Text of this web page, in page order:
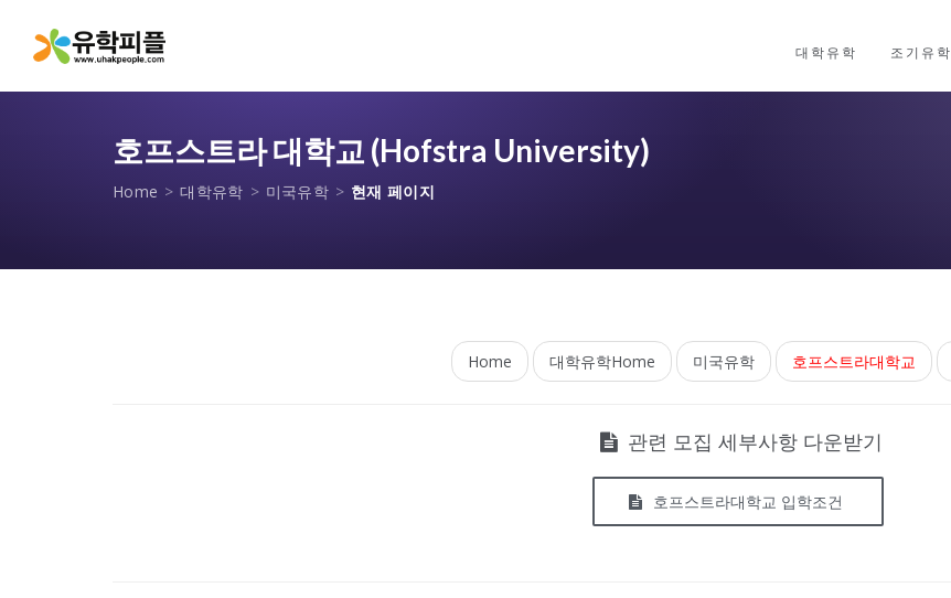
대학유학 조기유학
호프스트라 대학교 (Hofstra University)
Home > 대학유학 > 미국유학 > 현재 페이지
Home 대학유학Home 미국유학 호프스트라대학교
관련 모집 세부사항 다운받기
호프스트라대학교 입학조건